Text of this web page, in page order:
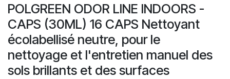
POLGREEN ODOR LINE INDOORS -
CAPS (30ML) 16 CAPS Nettoyant
écolabellisé neutre, pour le
nettoyage et l'entretien manuel des
sols brillants et des surfaces